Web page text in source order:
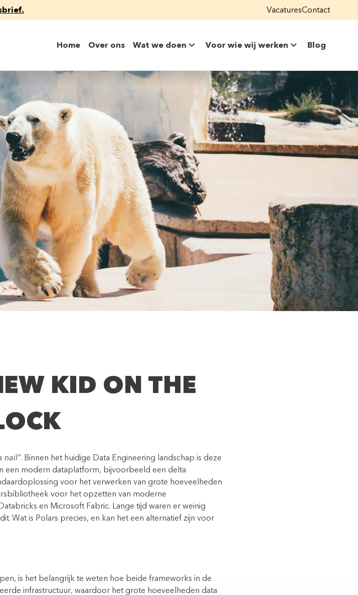
VacaturesContact
Home Over ons Wat we doen Voor wie wij werken Blog
KID ON THE
nail”. Binnen het huidige Data Engineering landschap is deze
een modern dataplatform, bijvoorbeeld een delta
voor het verwerken van grote hoeveelheden
voor het opzetten van moderne
en Microsoft Fabric. Lange tijd waren er weinig
Wat is Polars precies, en kan het een alternatief zijn voor
is het belangrijk te weten hoe beide frameworks in de
infrastructuur, waardoor het grote hoeveelheden data